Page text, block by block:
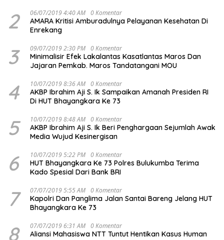
2 06/07/2019 4:40 AM 0 Komentar
AMARA Kritisi Amburadulnya Pelayanan Kesehatan Di
Enrekang
3 09/07/2019 2:30 PM 0 Komentar
Minimalisir Efek Lakalantas Kasatlantas Maros Dan
Jajaran Pemkab. Maros Tandatangani MOU
4 10/07/2019 8:36 AM 0 Komentar
AKBP Ibrahim Aji S. Ik Sampaikan Amanah Presiden RI
Di HUT Bhayangkara Ke 73
5 10/07/2019 8:48 AM 0 Komentar
AKBP Ibrahim Aji S. Ik Beri Penghargaan Sejumlah Awak
Media Wujud Kesinergisan
6 10/07/2019 5:22 PM 0 Komentar
HUT Bhayangkara Ke 73 Polres Bulukumba Terima
Kado Spesial Dari Bank BRI
7 07/07/2019 5:55 AM 0 Komentar
Kapolri Dan Panglima Jalan Santai Bareng Jelang HUT
Bhayangkara Ke 73
8 07/07/2019 6:31 AM 0 Komentar
Aliansi Mahasiswa NTT Tuntut Hentikan Kasus Human